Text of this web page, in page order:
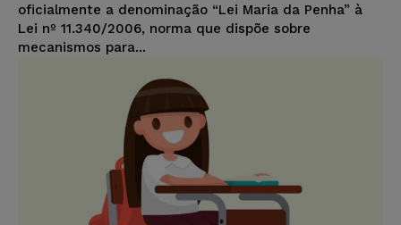
oficialmente a denominação “Lei Maria da Penha” à
Lei nº 11.340/2006, norma que dispõe sobre
mecanismos para...